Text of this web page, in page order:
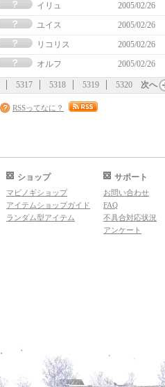
イリュ 2005/02/26
ユイス 2005/02/26
リコリス 2005/02/26
オルフ 2005/02/26
5317 5318 5319 5320 次へ
RSSってなに？
ショップ
マビノギショップ
アイテムショップガイド
ランダム型アイテム
サポート
お問い合わせ
FAQ
不具合対応状況
アンケート